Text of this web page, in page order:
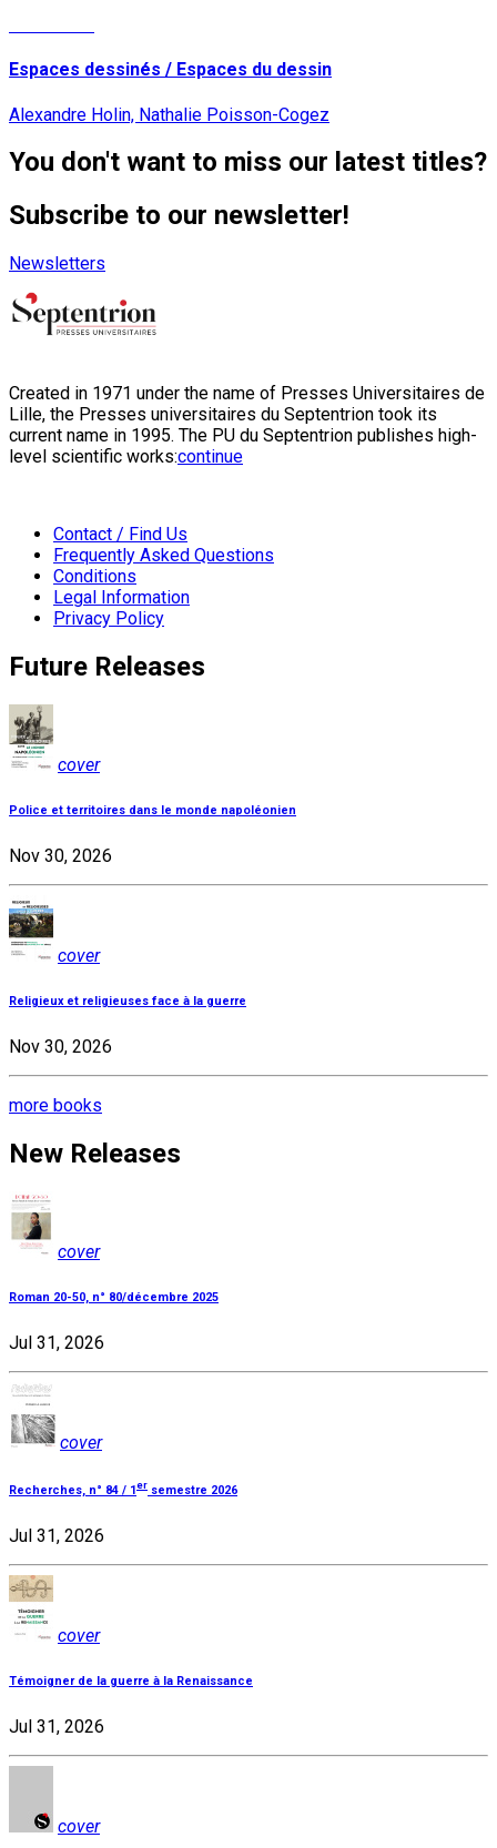
Espaces dessinés / Espaces du dessin
Alexandre Holin, Nathalie Poisson-Cogez
You don't want to miss our latest titles?
Subscribe to our newsletter!
Newsletters
Created in 1971 under the name of Presses Universitaires de
Lille, the Presses universitaires du Septentrion took its
current name in 1995. The PU du Septentrion publishes high-
level scientific works:continue
Contact / Find Us
Frequently Asked Questions
Conditions
Legal Information
Privacy Policy
Future Releases
cover
Police et territoires dans le monde napoléonien
Nov 30, 2026
cover
Religieux et religieuses face à la guerre
Nov 30, 2026
more books
New Releases
cover
Roman 20-50, n° 80/décembre 2025
Jul 31, 2026
cover
Recherches, n° 84 / 1 er semestre 2026
Jul 31, 2026
cover
Témoigner de la guerre à la Renaissance
Jul 31, 2026
cover